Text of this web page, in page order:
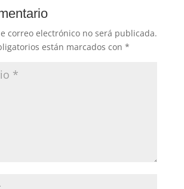
correo electrónico no será publicada.
están marcados con *